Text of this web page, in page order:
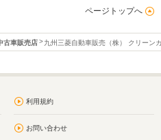
ページトップへ
古車販売店 九州三菱自動車販売（株） クリーン
利用規約
お問い合わせ